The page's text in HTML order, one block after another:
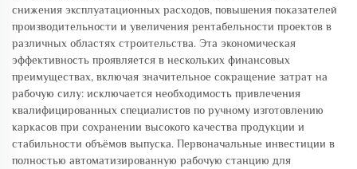
снижения эксплуатационных расходов, повышения показателей
производительности и увеличения рентабельности проектов в
различных областях строительства. Эта экономическая
эффективность проявляется в нескольких финансовых
преимуществах, включая значительное сокращение затрат на
рабочую силу: исключается необходимость привлечения
квалифицированных специалистов по ручному изготовлению
каркасов при сохранении высокого качества продукции и
стабильности объёмов выпуска. Первоначальные инвестиции в
полностью автоматизированную рабочую станцию для